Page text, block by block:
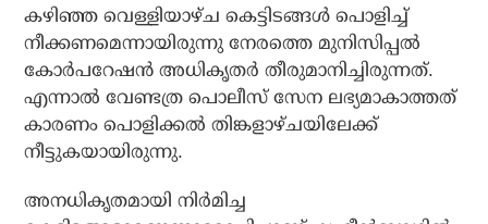
കഴിഞ്ഞ വെള്ളിയാഴ്ച കെട്ടിടങ്ങള്‍ പൊളിച്ച്
നീക്കണമെന്നായിരുന്നു നേരത്തെ മുനിസിപ്പല്‍
കോര്‍പറേഷന്‍ അധികൃതര്‍ തീരുമാനിച്ചിരുന്നത്.
എന്നാല്‍ വേണ്ടത്ര പൊലീസ് സേന ലഭ്യമാകാത്തത്
കാരണം പൊളിക്കല്‍ തിങ്കളാഴ്ചയിലേക്ക്
നീട്ടുകയായിരുന്നു.
അനധികൃതമായി നിര്‍മിച്ച